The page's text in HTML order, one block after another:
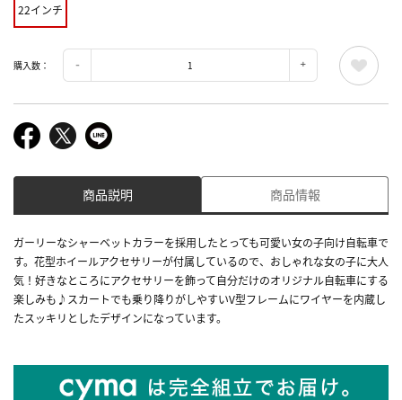
22インチ
購入数：
商品説明 商品情報
ガーリーなシャーベットカラーを採用したとっても可愛い女の子向け自転車で
す。花型ホイールアクセサリーが付属しているので、おしゃれな女の子に大人
気！好きなところにアクセサリーを飾って自分だけのオリジナル自転車にする
楽しみも♪スカートでも乗り降りがしやすいV型フレームにワイヤーを内蔵し
たスッキリとしたデザインになっています。